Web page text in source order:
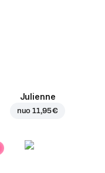
Julienne
nuo11,95 €